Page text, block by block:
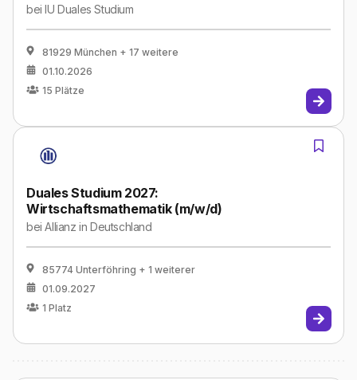
beiIU Duales Studium
81929 München + 17 weitere
01.10.2026
15 Plätze
Duales Studium 2027:
Wirtschaftsmathematik (m/w/d)
beiAllianz in Deutschland
85774 Unterföhring + 1 weiterer
01.09.2027
1 Platz